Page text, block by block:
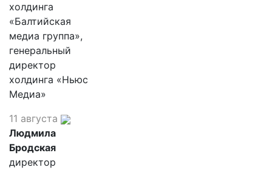
холдинга
«Балтийская
медиа группа»,
генеральный
директор
холдинга «Ньюс
Медиа»
11 августа
Людмила
Бродская
директор